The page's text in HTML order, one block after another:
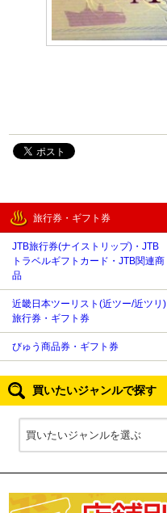
旅行券・ギフト券
JTB旅行券(ナイストリップ)・JTB
トラベルギフトカード・JTB関連商
品
近畿日本ツーリスト(近ツー/近ツリ)
旅行券・ギフト券
びゅう商品券・ギフト券
買いたいジャンルで探す